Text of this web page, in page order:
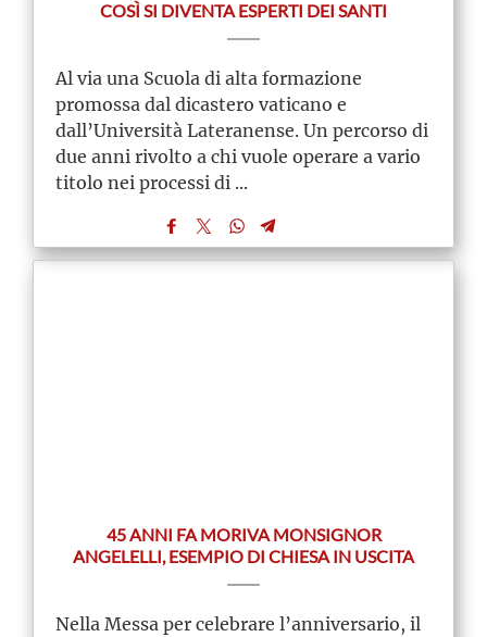
COSÌ SI DIVENTA ESPERTI DEI SANTI
Al via una Scuola di alta formazione
promossa dal dicastero vaticano e
dall’Università Lateranense. Un percorso di
due anni rivolto a chi vuole operare a vario
titolo nei processi di ...
45 ANNI FA MORIVA MONSIGNOR
ANGELELLI, ESEMPIO DI CHIESA IN USCITA
Nella Messa per celebrare l’anniversario, il